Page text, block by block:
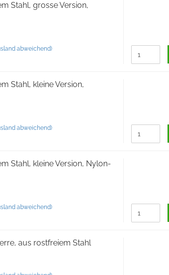
Stahl, grosse Version,
abweichend)
Stahl, kleine Version,
abweichend)
Stahl, kleine Version, Nylon-
abweichend)
aus rostfreiem Stahl